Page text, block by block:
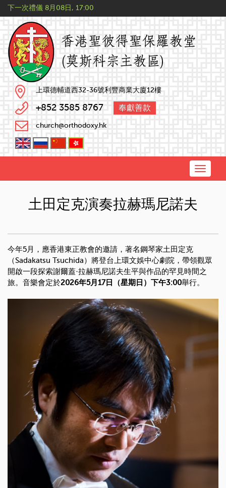
下一次禮儀 8月08日, 17:00
上環德輔道西32-36號利豐商業大廈12樓
+852 3585 8767 奉獻善款
church@orthodoxy.hk
Toggle
土田定克演奏拉赫瑪尼諾夫
今年5月，應香港東正教會的邀請，著名鋼琴家土田定克
（Sadakatsu Tsuchida）將登台上環文娛中心劇院，帶領觀眾
開啟一段探索謝爾蓋·拉赫瑪尼諾夫生平與作品的罕見時間之
旅。音樂會定於2026年5月17日（星期日）下午3:00舉行。